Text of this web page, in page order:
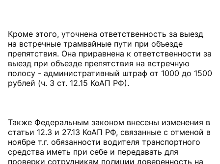
Кроме этого, уточнена ответственность за выезд
на встречные трамвайные пути при объезде
препятствия. Она приравнена к ответственности за
выезд при объезде препятствия на встречную
полосу - административный штраф от 1000 до 1500
рублей (ч. 3 ст. 12.15 КоАП РФ).
Также Федеральным законом внесены изменения в
статьи 12.3 и 27.13 КоАП РФ, связанные с отменой в
ноябре т.г. обязанности водителя транспортного
средства иметь при себе и передавать для
проверки сотрудникам полиции доверенность на